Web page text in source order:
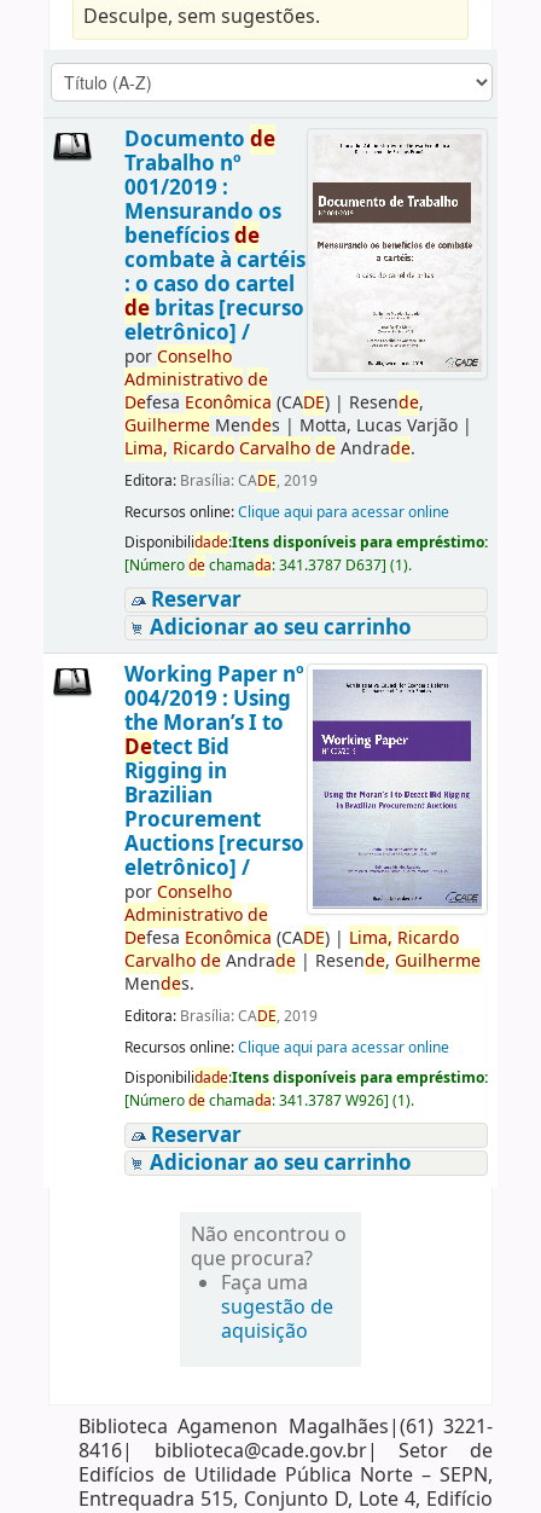
Desculpe, sem sugestões.
Documento de
Trabalho nº
001/2019 :
Mensurando os
benefíciosde
combate à cartéis
: o caso do cartel
debritas [recurso
eletrônico] /
porConselho
Administrativo de
Defesa Econômica (CADE)| Resende,
GuilhermeMendes | Motta, Lucas Varjão|
Lima, Ricardo Carvalho deAndrade.
Editora: Brasília: CADE, 2019
Recursos online:Clique aqui para acessar online
Disponibilidade:Itens disponíveis para empréstimo:
[Númerodechamada:341.3787 D637] (1).
Reservar
Adicionar ao seu carrinho
Working Paper nº
004/2019 : Using
the Moran’s I to
Detect Bid
Rigging in
Brazilian
Procurement
Auctions [recurso
eletrônico] /
porConselho
Administrativo de
Defesa Econômica (CADE)| Lima, Ricardo
Carvalho deAndrade| Resende, Guilherme
Mendes.
Editora: Brasília: CADE, 2019
Recursos online:Clique aqui para acessar online
Disponibilidade:Itens disponíveis para empréstimo:
[Númerodechamada:341.3787 W926] (1).
Reservar
Adicionar ao seu carrinho
Não encontrou o
que procura?
Faça uma
sugestão de
aquisição
Biblioteca Agamenon Magalhães|(61) 3221-
8416| biblioteca@cade.gov.br| Setor de
Edifícios de Utilidade Pública Norte – SEPN,
Entrequadra 515, Conjunto D, Lote 4, Edifício